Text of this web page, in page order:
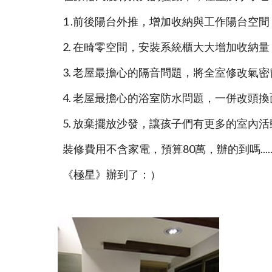
1 .前後陽台外推，增加收納與工作陽台空間
2. 在畸零空間，安裝系統櫃大大增加收納量
3. 老屋最擔心的隔音問題，將全室修改氣密
4. 老屋最擔心的浴室防水問題，一併改頭換
5. 放棄擺放沙發，讓孩子們有更多的室內
裝修費用不含家電，預算80萬，辦的到嗎.....
《極星》辦到了：）